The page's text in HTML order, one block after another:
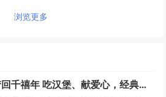
浏览更多
华莱士10元3堡梦回千禧年 吃汉堡、献爱心，经典好滋味回馈社会